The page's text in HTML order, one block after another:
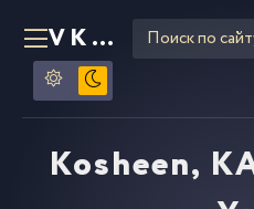
VKLIPE RU
Kosheen,